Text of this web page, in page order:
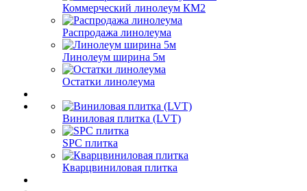
Коммерческий линолеум КМ2
Распродажа линолеума
Линолеум ширина 5м
Остатки линолеума
Виниловая плитка (LVT)
SPC плитка
Кварцвиниловая плитка